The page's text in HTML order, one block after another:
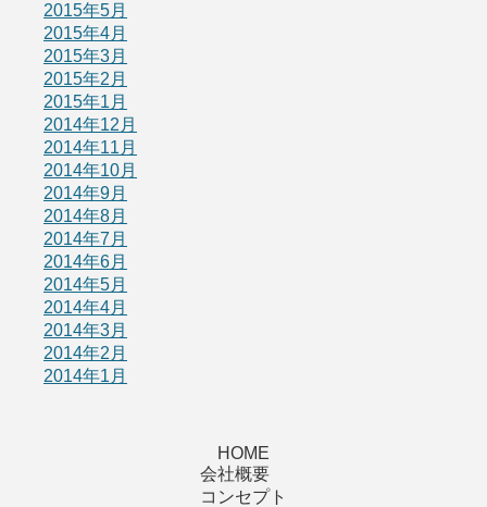
2015年5月
2015年4月
2015年3月
2015年2月
2015年1月
2014年12月
2014年11月
2014年10月
2014年9月
2014年8月
2014年7月
2014年6月
2014年5月
2014年4月
2014年3月
2014年2月
2014年1月
HOME
会社概要
コンセプト